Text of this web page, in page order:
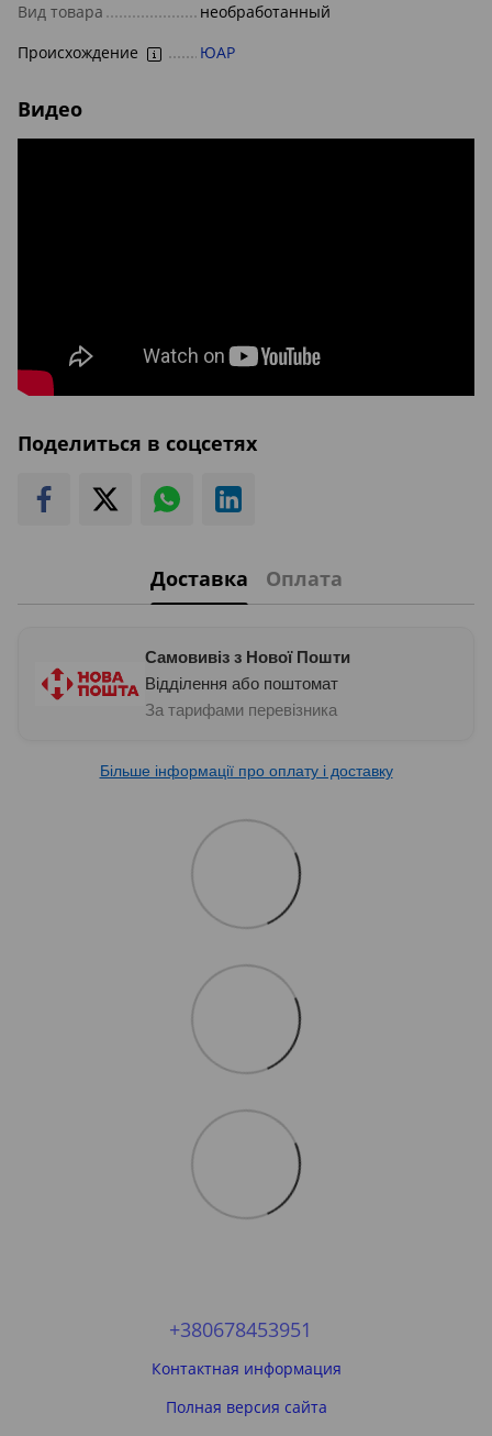
Вид товара
необработанный
Происхождение
ЮАР
Видео
Поделиться в соцсетях
Доставка Оплата
Самовивіз з Нової Пошти
Відділення або поштомат
За тарифами перевізника
Більше інформації про оплату і доставку
+380678453951
Контактная информация
Полная версия сайта